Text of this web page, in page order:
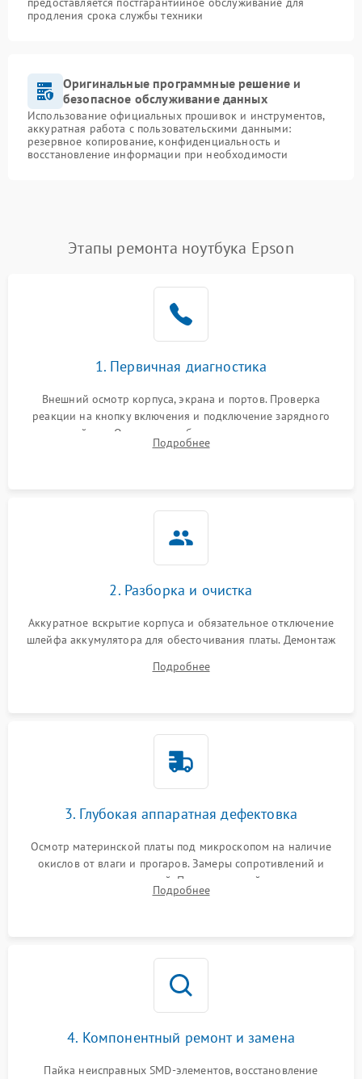
продления срока службы техники
Оригинальные программные решение и
безопасное обслуживание данных
Использование официальных прошивок и инструментов,
аккуратная работа с пользовательскими данными:
резервное копирование, конфиденциальность и
восстановление информации при необходимости
Этапы ремонта ноутбука Epson
1. Первичная диагностика
Внешний осмотр корпуса, экрана и портов. Проверка
реакции на кнопку включения и подключение зарядного
устройства. Оценка потребления тока с помощью
лабораторного блока питания для локализации проблемы.
Подробнее
2. Разборка и очистка
Аккуратное вскрытие корпуса и обязательное отключение
шлейфа аккумулятора для обесточивания платы. Демонтаж
высохшей термопасты с кристаллов чипов.
Подробнее
3. Глубокая аппаратная дефектовка
Осмотр материнской платы под микроскопом на наличие
окислов от влаги и прогаров. Замеры сопротивлений и
дежурных напряжений. Проверка цепей питания,
мультиконтроллера, процессора и видеочипа.
Подробнее
4. Компонентный ремонт и замена
Пайка неисправных SMD-элементов, восстановление